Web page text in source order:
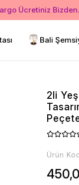
Ücretiniz Bizden.
Bali
2li
Ürün